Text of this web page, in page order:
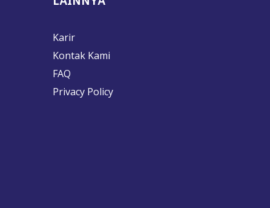
Karir
Kontak Kami
FAQ
Privacy Policy